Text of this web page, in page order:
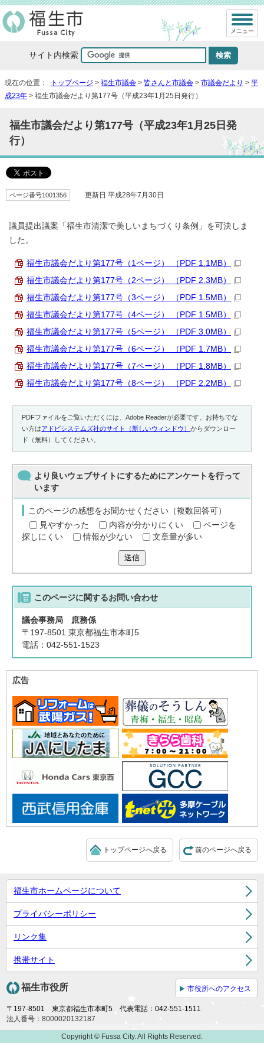
サイト内検索
メニュー
現在の位置： トップページ > 福生市議会 > 皆さんと市議会 > 市議会だより > 平
成23年 > 福生市議会だより第177号（平成23年1月25日発行）
福生市議会だより第177号（平成23年1月25日発
行）
ページ番号1001356 更新日 平成28年7月30日
議員提出議案「福生市清潔で美しいまちづくり条例」を可決しま
した。
福生市議会だより第177号（1ページ） （PDF 1.1MB）
福生市議会だより第177号（2ページ） （PDF 2.3MB）
福生市議会だより第177号（3ページ） （PDF 1.5MB）
福生市議会だより第177号（4ページ） （PDF 1.5MB）
福生市議会だより第177号（5ページ） （PDF 3.0MB）
福生市議会だより第177号（6ページ） （PDF 1.7MB）
福生市議会だより第177号（7ページ） （PDF 1.8MB）
福生市議会だより第177号（8ページ） （PDF 2.2MB）
PDFファイルをご覧いただくには、Adobe Readerが必要です。お持ちでな
い方はアドビシステムズ社のサイト（新しいウィンドウ）からダウンロー
ド（無料）してください。
より良いウェブサイトにするためにアンケートを行って
います
このページの感想をお聞かせください（複数回答可）
見やすかった
内容が分かりにくい
ページを
探しにくい
情報が少ない 文章量が多い
送信
このページに関するお問い合わせ
議会事務局 庶務係
〒197-8501 東京都福生市本町5
電話：042-551-1523
広告
前のページへ戻る
トップページへ戻る
福生市ホームページについて
プライバシーポリシー
リンク集
携帯サイト
福生市役所 市役所へのアクセス
〒197-8501 東京都福生市本町5 代表電話：042-551-1511
法人番号：8000020132187
Copyright © Fussa City. All Rights Reserved.